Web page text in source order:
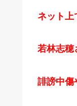
ネット上
若林志穂
誹謗中傷